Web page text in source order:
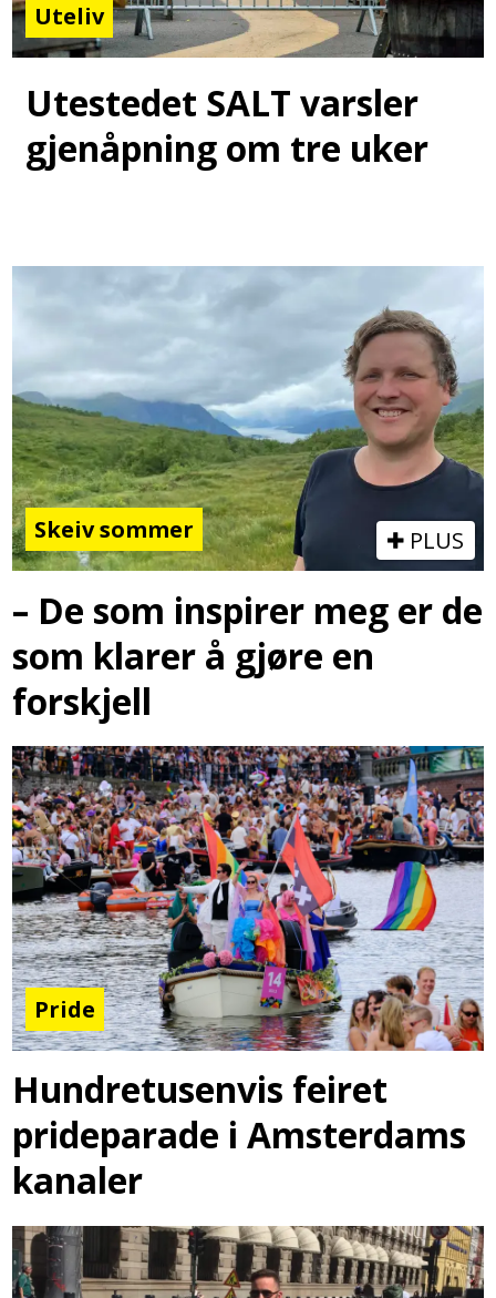
Uteliv
Utestedet SALT varsler
gjenåpning om tre uker
Skeiv sommer PLUS
– De som inspirer meg er de
som klarer å gjøre en
forskjell
Pride
Hundretusenvis feiret
prideparade i Amsterdams
kanaler